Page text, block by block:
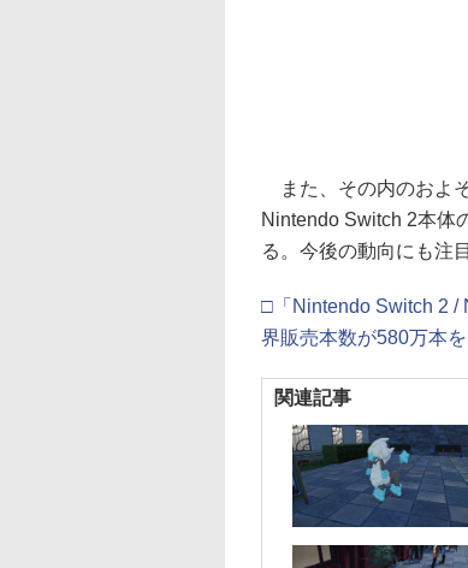
また、その内のおよ
Nintendo Switch 2本体
る。今後の動向にも注
□「Nintendo Switch 2 /
界販売本数が580万本
関連記事